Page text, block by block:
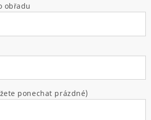
obřadu
ponechat prázdné)